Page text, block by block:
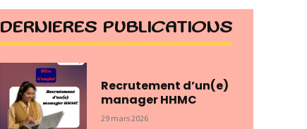
DERNIERES PUBLICATIONS
Recrutement d’un(e)
manager HHMC
29 mars 2026